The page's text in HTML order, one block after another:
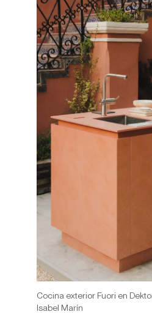
Cocina exterior Fuori en
Isabel Marín